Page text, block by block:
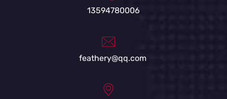
13594780006
feathery@qq.com